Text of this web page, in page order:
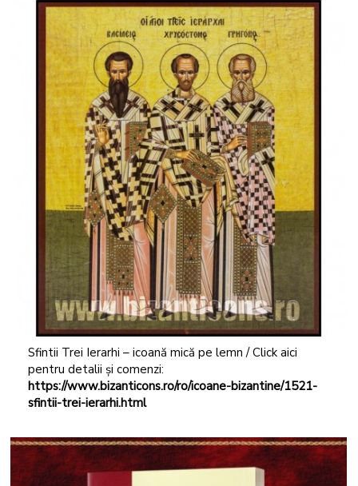
Sfintii Trei Ierarhi – icoană mică pe lemn / Click aici
pentru detalii și comenzi:
https://www.bizanticons.ro/ro/icoane-bizantine/1521-
sfintii-trei-ierarhi.html